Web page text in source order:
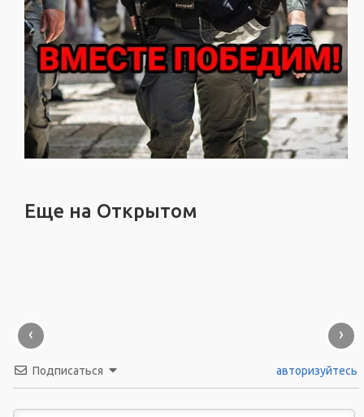
Еще на Открытом
‹ ›
Подписаться авторизуйтесь